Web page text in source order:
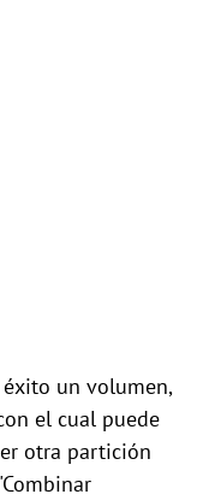
un volumen,
el cual puede
otra partición